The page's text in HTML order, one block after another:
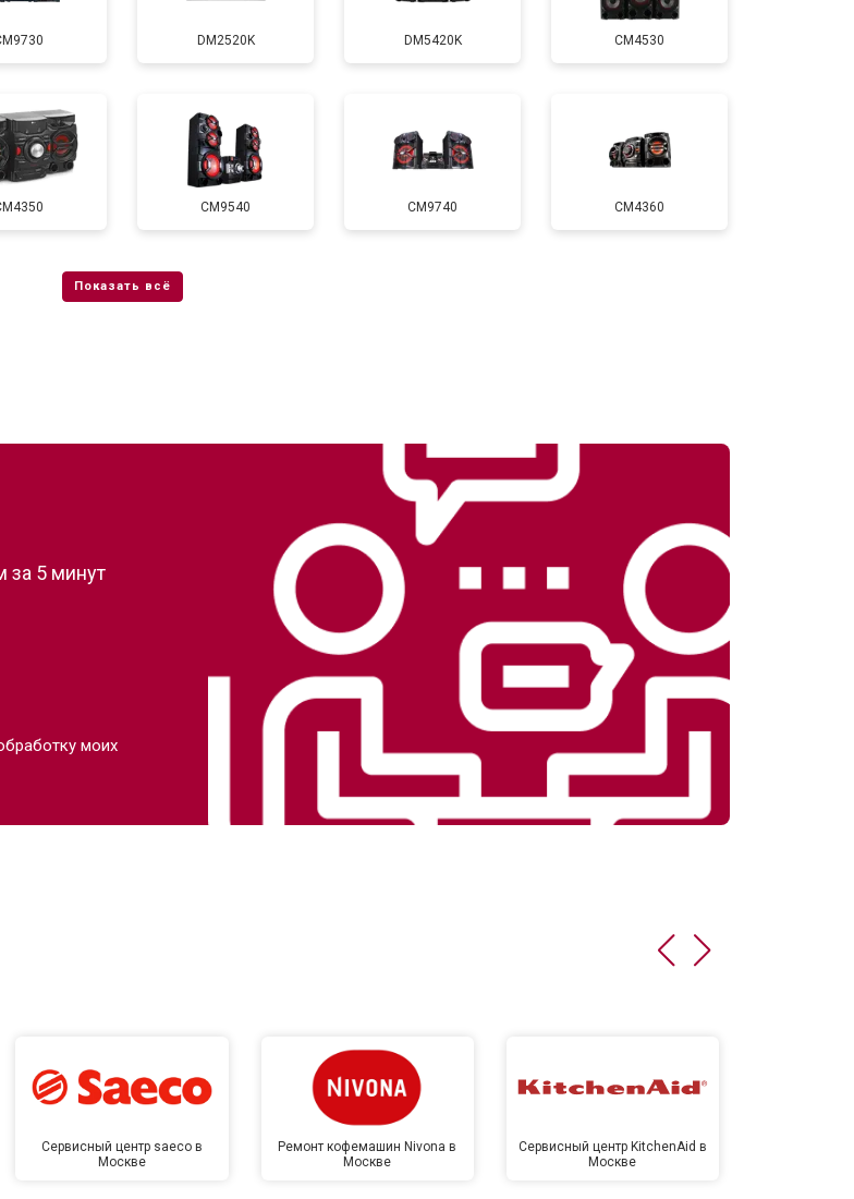
DM2520K DM5420K CM4530
CM9540 CM9740 CM4360
за 5 минут
моих
Сервисный центр saeco в
Москве
Ремонт кофемашин Nivona в
Москве
Сервисный центр KitchenAid в
Москве